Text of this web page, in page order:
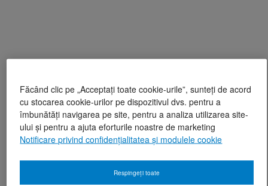
Făcând clic pe „Acceptați toate cookie-urile”, sunteți de acord
cu stocarea cookie-urilor pe dispozitivul dvs. pentru a
îmbunătăți navigarea pe site, pentru a analiza utilizarea site-
ului și pentru a ajuta eforturile noastre de marketing
Notificare privind confidențialitatea și modulele cookie
Respingeți toate